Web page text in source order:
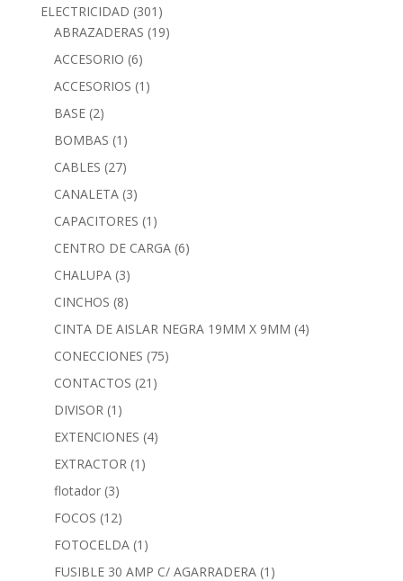
ELECTRICIDAD (301)
ABRAZADERAS (19)
ACCESORIO (6)
ACCESORIOS (1)
BASE (2)
BOMBAS (1)
CABLES (27)
CANALETA (3)
CAPACITORES (1)
CENTRO DE CARGA (6)
CHALUPA (3)
CINCHOS (8)
CINTA DE AISLAR NEGRA 19MM X 9MM (4)
CONECCIONES (75)
CONTACTOS (21)
DIVISOR (1)
EXTENCIONES (4)
EXTRACTOR (1)
flotador (3)
FOCOS (12)
FOTOCELDA (1)
FUSIBLE 30 AMP C/ AGARRADERA (1)